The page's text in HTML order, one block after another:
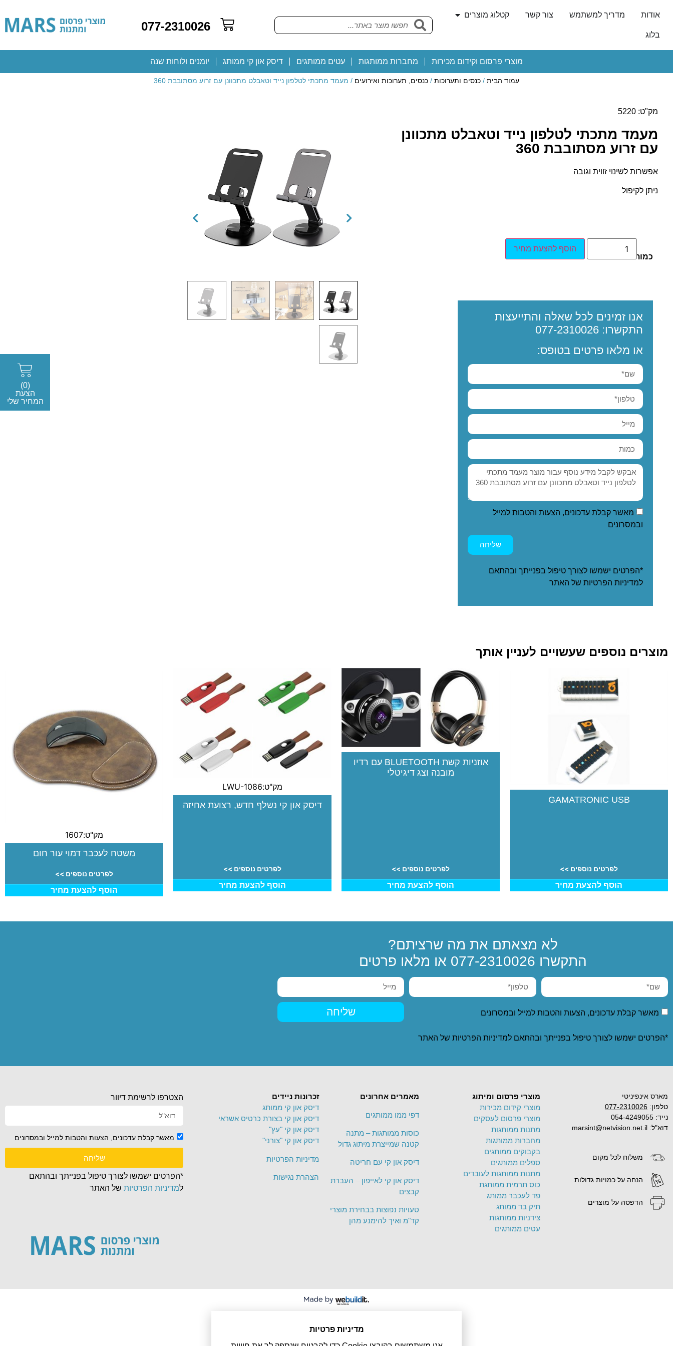
אודות מדריך למשתמש צור קשר קטלוג מוצרים
בלוג
077-2310026
מוצרי פרסום וקידום מכירות מחברות ממותגות עטים ממותגים דיסק און קי ממותג יומנים ולוחות שנה
עמוד הבית / כנסים ותערוכות / כנסים, תערוכות ואירועים / מעמד מתכתי לטלפון נייד וטאבלט מתכוונן עם זרוע מסתובבת 360
מק"ט: 5220
מעמד מתכתי לטלפון נייד וטאבלט מתכוונן
עם זרוע מסתובבת 360
אפשרות לשינוי זווית וגובה
ניתן לקיפול
כמות:
הוסף להצעת מחיר
אנו זמינים לכל שאלה והתייעצות
התקשרו: 077-2310026
או מלאו פרטים בטופס:
מאשר קבלת עדכונים, הצעות והטבות למייל
ובמסרונים
שליחה
*הפרטים ישמשו לצורך טיפול בפנייתך ובהתאם
למדיניות הפרטיות של האתר
מוצרים נוספים שעשויים לעניין אותך
GAMATRONIC USB
לפרטים נוספים >>
הוסף להצעת מחיר
אוזניות קשת BLUETOOTH עם רדיו
מובנה וצג דיגיטלי
לפרטים נוספים >>
הוסף להצעת מחיר
מק"ט:LWU-1086
דיסק און קי נשלף חדש, רצועת אחיזה
לפרטים נוספים >>
הוסף להצעת מחיר
מק"ט:1607
משטח לעכבר דמוי עור חום
לפרטים נוספים >>
הוסף להצעת מחיר
לא מצאתם את מה שרציתם?
התקשרו 077-2310026 או מלאו פרטים
מאשר קבלת עדכונים, הצעות והטבות למייל ובמסרונים שליחה
*הפרטים ישמשו לצורך טיפול בפנייתך ובהתאם למדיניות הפרטיות של האתר
מארס אינפיניטי
טלפון: 077-2310026
נייד: 054-4249055
דוא"ל: marsint@netvision.net.il
משלוח לכל מקום
הנחה על כמויות גדולות
הדפסה על מוצרים
מוצרי פרסום ומיתוג
מוצרי קידום מכירות
מוצרי פרסום לעסקים
מתנות ממותגות
מחברות ממותגות
בקבוקים ממותגים
ספלים ממותגים
מתנות ממותגות לעובדים
כוס תרמית ממותגת
פד לעכבר ממותג
תיק בד ממותג
צידניות ממותגות
עטים ממותגים
מאמרים אחרונים
דפי ממו ממותגים
כוסות ממותגות – מתנה
קטנה שמייצרת מיתוג גדול
דיסק און קי עם חריטה
דיסק און קי לאייפון – העברת
קבצים
טעויות נפוצות בבחירת מוצרי
קד"מ ואיך להימנע מהן
זכרונות ניידים
דיסק און קי ממותג
דיסק און קי בצורת כרטיס אשראי
דיסק און קי "עץ"
דיסק און קי "צורני"
מדיניות הפרטיות
הצהרת נגישות
הצטרפו לרשימת דיוור
מאשר קבלת עדכונים, הצעות והטבות למייל ובמסרונים
שליחה
*הפרטים ישמשו לצורך טיפול בפנייתך ובהתאם
למדיניות הפרטיותשל האתר
(0)
הצעת
המחיר שלי
מדיניות פרטיות